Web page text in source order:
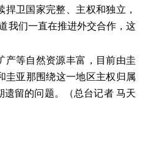
捍卫国家完整、主权和独立，
我们一直在推进外交合作，这
产等自然资源丰富，目前由圭
圭亚那围绕这一地区主权归属
遗留的问题。（总台记者 马天